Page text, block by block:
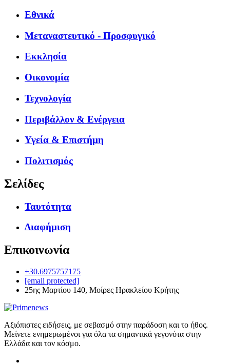
Εθνικά
Μεταναστευτικό - Προσφυγικό
Εκκλησία
Οικονομία
Τεχνολογία
Περιβάλλον & Ενέργεια
Υγεία & Επιστήμη
Πολιτισμός
Σελίδες
Ταυτότητα
Διαφήμιση
Επικοινωνία
+30.6975757175
[email protected]
25ης Μαρτίου 140, Μοίρες Ηρακλείου Κρήτης
Αξιόπιστες ειδήσεις, με σεβασμό στην παράδοση και το ήθος.
Μείνετε ενημερωμένοι για όλα τα σημαντικά γεγονότα στην
Ελλάδα και τον κόσμο.